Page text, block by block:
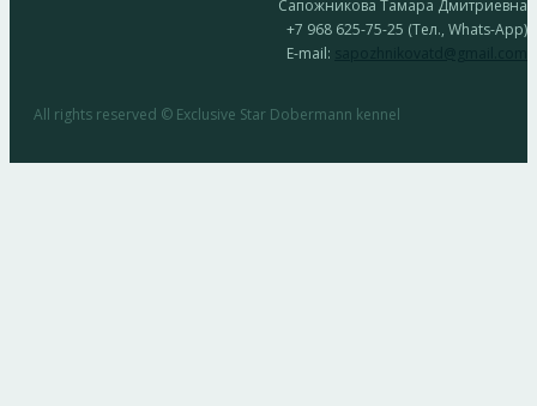
Сапожникова Тамара Дмитриевна
+7 968 625-75-25 (Тел., Whats-App)
E-mail:
All rights reserved © Exclusive Star Dobermann kennel